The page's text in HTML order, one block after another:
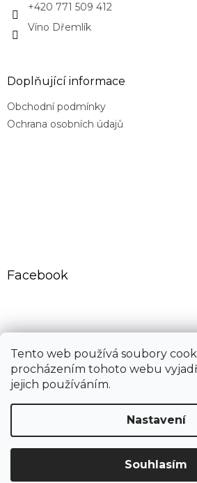
Tento web používá soubory
procházením tohoto webu
jejich používáním.
Nastavení
Souhlasím
+420 771 509 412
Víno Dřemlík
Doplňující informace
Obchodní podmínky
Ochrana osobních údajů
Facebook
Copyright 2026Dřemlík s.r.o..
Upravit nastavení